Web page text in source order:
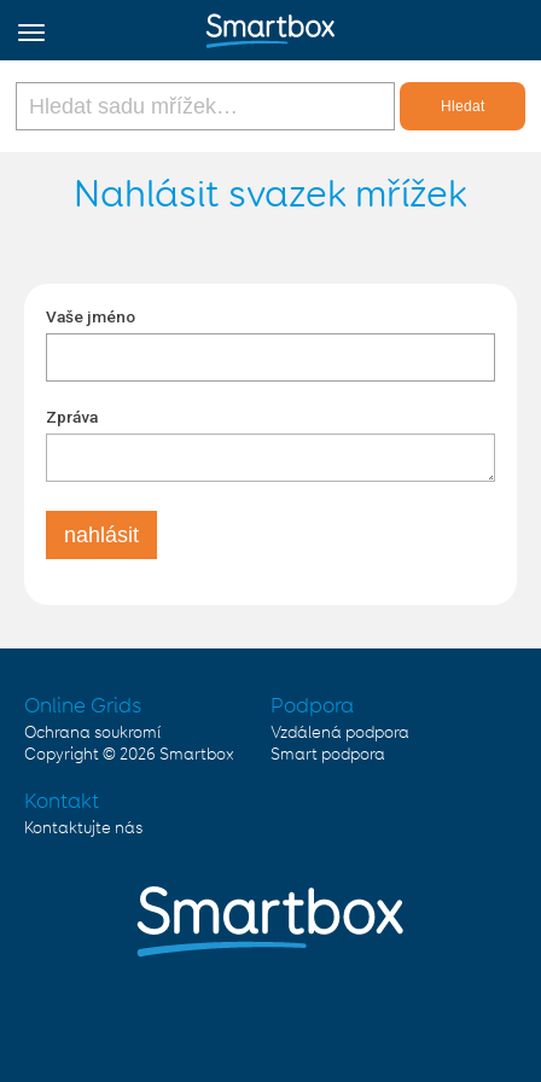
Online Grids
Nahlásit svazek mřížek
Vaše jméno
Zpráva
Online Grids
Ochrana soukromí
Copyright © 2026 Smartbox
Podpora
Vzdálená podpora
Smart podpora
Kontakt
Kontaktujte nás